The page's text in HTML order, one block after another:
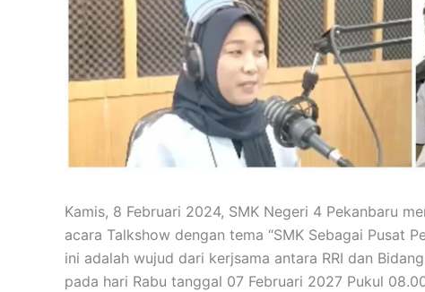
Kamis, 8 Februari 2024, SMK Negeri 4 Pekanbaru
acara Talkshow dengan tema “SMK Sebagai Pusat
ini adalah wujud dari kerjsama antara RRI dan
pada hari Rabu tanggal 07 Februari 2027 Pukul